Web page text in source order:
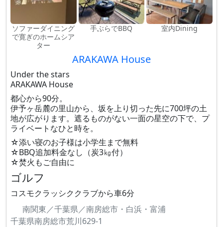
ソファーダイニング
で寛ぎのホームシア
ター
手ぶらでBBQ 室内Dining
ARAKAWA House
Under the stars
ARAKAWA House
都心から90分。
伊予ヶ岳麓の里山から、坂を上り切った先に700坪の土
地が広がります。遮るものがない一面の星空の下で、プ
ライベートなひと時を。
☆添い寝のお子様は小学生まで無料
☆BBQ追加料金なし（炭3㎏付）
☆焚火もご自由に
ゴルフ
コスモクラッシククラブから車6分
南関東／千葉県／南房総市・白浜・富浦
千葉県南房総市荒川629-1